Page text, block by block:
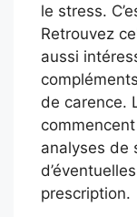
le stress.
Retrouvez
aussi
de carence.
analyses de
prescription.